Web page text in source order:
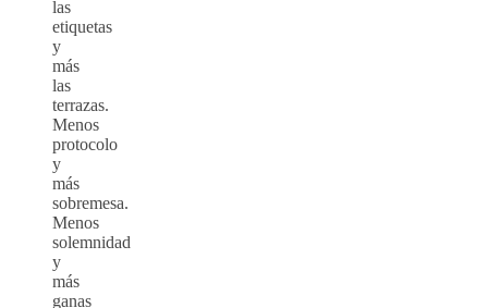
las
etiquetas
y
más
las
terrazas.
Menos
protocolo
y
más
sobremesa.
Menos
solemnidad
y
más
ganas